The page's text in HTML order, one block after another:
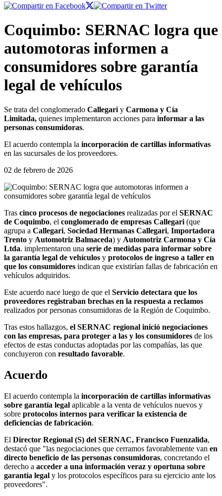
Coquimbo: SERNAC logra que
automotoras informen a
consumidores sobre garantía
legal de vehículos
Se trata del conglomerado Callegari y Carmona y Cía
Limitada, quienes implementaron acciones para informar a las
personas consumidoras.
El acuerdo contempla la incorporación de cartillas informativas
en las sucursales de los proveedores.
02 de febrero de 2026
Tras cinco procesos de negociaciones realizadas por el SERNAC
de Coquimbo, el conglomerado de empresas Callegari (que
agrupa a Callegari, Sociedad Hermanas Callegari, Importadora
Trento y Automotriz Balmaceda) y Automotriz Carmona y Cía
Ltda. implementaron una serie de medidas para informar sobre
la garantía legal de vehículos y protocolos de ingreso a taller en
que los consumidores indican que existirían fallas de fabricación en
vehículos adquiridos.
Este acuerdo nace luego de que el Servicio detectara que los
proveedores registraban brechas en la respuesta a reclamos
realizados por personas consumidoras de la Región de Coquimbo.
Tras estos hallazgos, el SERNAC regional inició negociaciones
con las empresas, para proteger a las y los consumidores de los
efectos de estas conductas adoptadas por las compañías, las que
concluyeron con resultado favorable.
Acuerdo
El acuerdo contempla la incorporación de cartillas informativas
sobre garantía legal aplicable a la venta de vehículos nuevos y
sobre protocolos internos para verificar la existencia de
deficiencias de fabricación.
El Director Regional (S) del SERNAC, Francisco Fuenzalida,
destacó que "las negociaciones que cerramos favorablemente van en
directo beneficio de las personas consumidoras, concretando el
derecho a acceder a una información veraz y oportuna sobre
garantía legal y los protocolos específicos para su ejercicio ante los
proveedores".